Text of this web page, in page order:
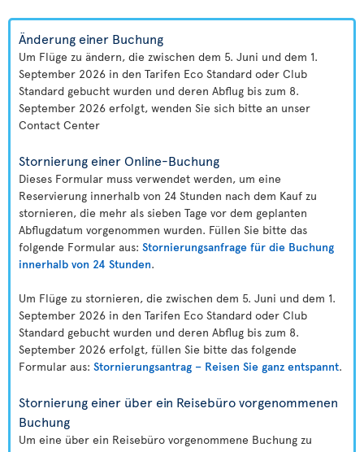
Änderung einer Buchung
Um Flüge zu ändern, die zwischen dem 5. Juni und dem 1.
September 2026 in den Tarifen Eco Standard oder Club
Standard gebucht wurden und deren Abflug bis zum 8.
September 2026 erfolgt, wenden Sie sich bitte an unser
Contact Center
Stornierung einer Online-Buchung
Dieses Formular muss verwendet werden, um eine
Reservierung innerhalb von 24 Stunden nach dem Kauf zu
stornieren, die mehr als sieben Tage vor dem geplanten
Abflugdatum vorgenommen wurden. Füllen Sie bitte das
folgende Formular aus: Stornierungsanfrage für die Buchung
innerhalb von 24 Stunden.
Um Flüge zu stornieren, die zwischen dem 5. Juni und dem 1.
September 2026 in den Tarifen Eco Standard oder Club
Standard gebucht wurden und deren Abflug bis zum 8.
September 2026 erfolgt, füllen Sie bitte das folgende
Formular aus: Stornierungsantrag – Reisen Sie ganz entspannt.
Stornierung einer über ein Reisebüro vorgenommenen
Buchung
Um eine über ein Reisebüro vorgenommene Buchung zu